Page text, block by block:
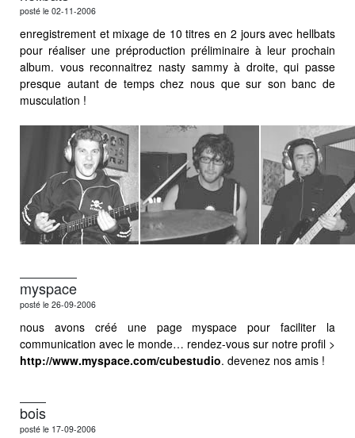
posté le 02-11-2006
enregistrement et mixage de 10 titres en 2 jours avec hellbats
pour réaliser une préproduction préliminaire à leur prochain
album. vous reconnaitrez nasty sammy à droite, qui passe
presque autant de temps chez nous que sur son banc de
musculation !
myspace
posté le 26-09-2006
nous avons créé une page myspace pour faciliter la
communication avec le monde… rendez-vous sur notre profil >
http://www.myspace.com/cubestudio. devenez nos amis !
bois
posté le 17-09-2006